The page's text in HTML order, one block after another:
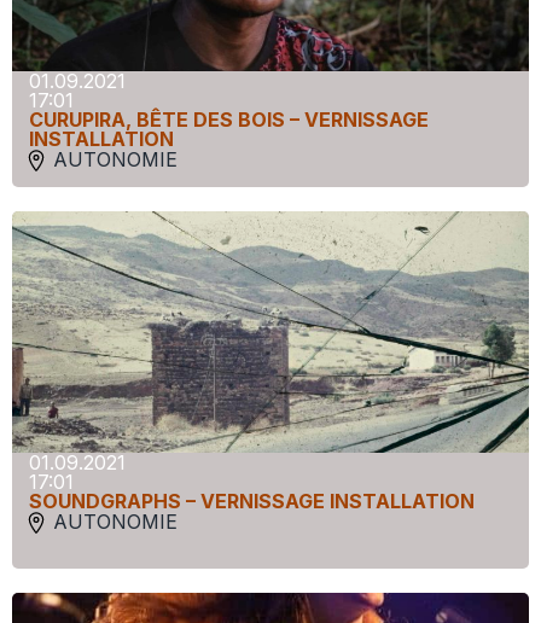
01.09.2021
17:01
CURUPIRA, BÊTE DES BOIS – VERNISSAGE
INSTALLATION
AUTONOMIE
01.09.2021
17:01
SOUNDGRAPHS – VERNISSAGE INSTALLATION
AUTONOMIE